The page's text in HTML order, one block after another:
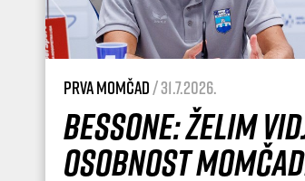
Prva momčad/ 31.7.2026.
Bessone: Želim
osobnost